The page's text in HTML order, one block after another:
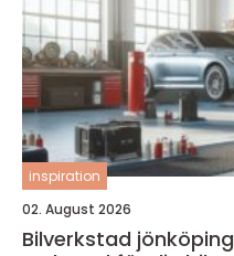
inspiration
02. August 2026
Bilverkstad jönköping så väljer du rätt